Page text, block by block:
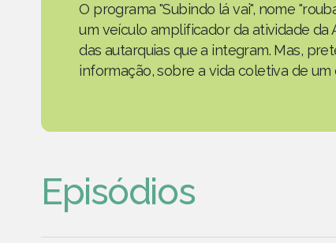
O programa "Subindo lá vai", nome
um veículo amplificador da atividade da
das autarquias que a integram. Mas,
informação, sobre a vida coletiva de
Episódios